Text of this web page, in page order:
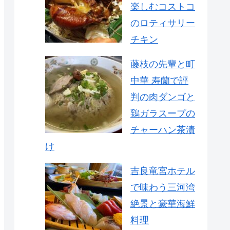
楽しむコストコ
のロティサリー
チキン
藤枝の先輩と町
中華 寿蘭で評
判の肉ダンゴと
鶏ガラスープの
チャーハン茶漬
け
吉良竜宮ホテル
で味わう三河湾
絶景と豪華海鮮
料理